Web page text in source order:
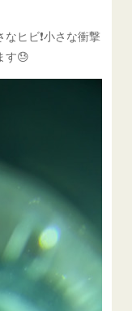
ヒビ❗小さな衝撃
す😓